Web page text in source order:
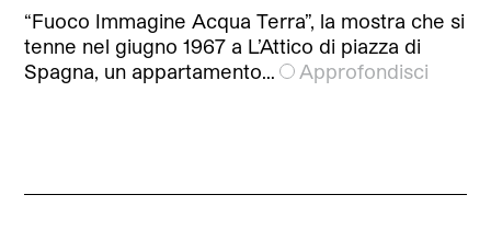
“Fuoco Immagine Acqua Terra”, la mostra che si
tenne nel giugno 1967 a L’Attico di piazza di
Spagna, un appartamento…
Approfondisci